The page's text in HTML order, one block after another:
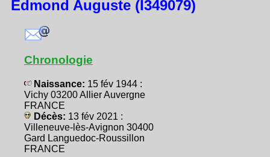
Edmond Auguste (I349079)
Chronologie
Naissance: 15 fév 1944 :
Vichy 03200 Allier Auvergne
FRANCE
Décès: 13 fév 2021 :
Villeneuve-lès-Avignon 30400
Gard Languedoc-Roussillon
FRANCE